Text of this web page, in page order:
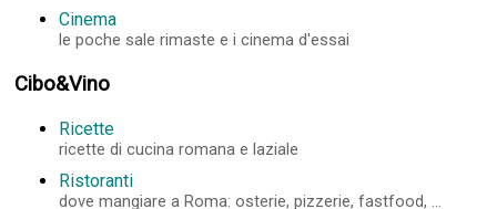
Cinema
le poche sale rimaste e i cinema d'essai
Cibo&Vino
Ricette
ricette di cucina romana e laziale
Ristoranti
dove mangiare a Roma: osterie, pizzerie, fastfood, ...